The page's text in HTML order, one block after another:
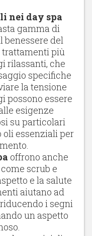
nei day spa
gamma di
del
trattamenti più
rilassanti, che
specifiche
la tensione
possono essere
esigenze
su particolari
oli essenziali per
offrono anche
scrub e
e la salute
aiutano ad
i segni
un aspetto